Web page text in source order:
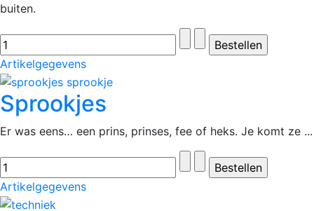
buiten.
Artikelgegevens
Sprookjes
Er was eens… een prins, prinses, fee of heks. Je komt ze ...
Artikelgegevens